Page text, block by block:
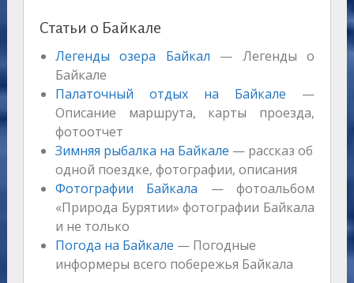
Статьи о Байкале
Легенды озера Байкал — Легенды о
Байкале
Палаточный отдых на Байкале —
Описание маршрута, карты проезда,
фотоотчет
Зимняя рыбалка на Байкале — рассказ об
одной поездке, фотографии, описания
Фотографии Байкала — фотоальбом
«Природа Бурятии» фотографии Байкала
и не только
Погода на Байкале — Погодные
информеры всего побережья Байкала